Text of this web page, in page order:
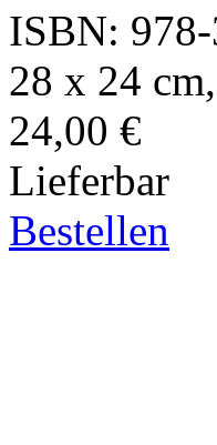
ISBN:
28 x 24
24,00 €
Lieferbar
Bestellen